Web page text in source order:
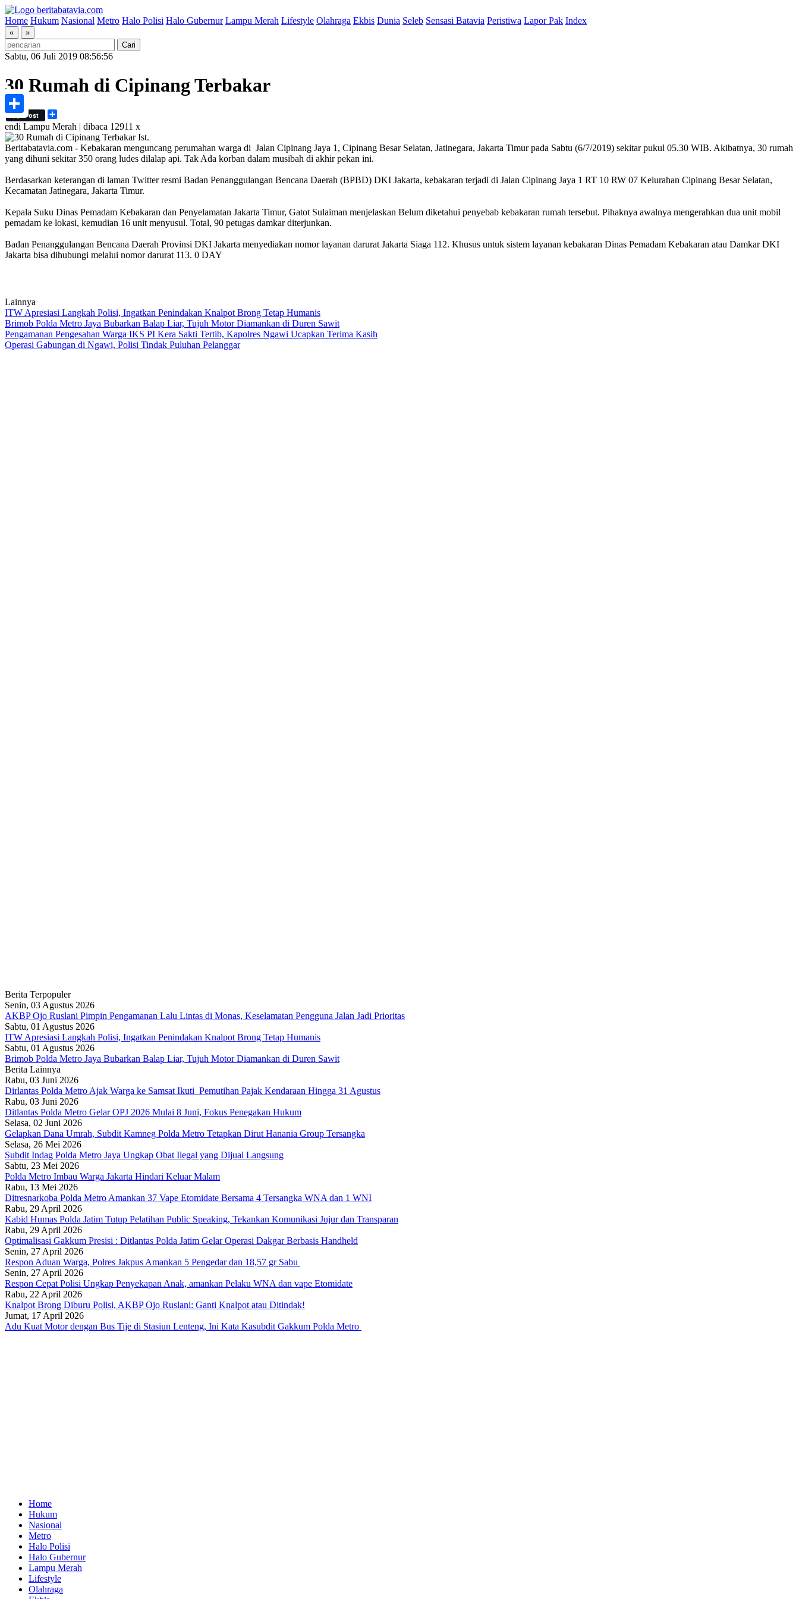
Home Hukum Nasional Metro Halo Polisi Halo Gubernur Lampu Merah Lifestyle Olahraga Ekbis Dunia Seleb Sensasi Batavia Peristiwa Lapor Pak Index
« »
Sabtu, 06 Juli 2019 08:56:56
30 Rumah di Cipinang Terbakar
Post
endi Lampu Merah | dibaca 12911 x
Ist.
Beritabatavia.com - Kebakaran menguncang perumahan warga di Jalan Cipinang Jaya 1, Cipinang Besar Selatan, Jatinegara, Jakarta Timur pada Sabtu (6/7/2019) sekitar pukul 05.30 WIB. Akibatnya, 30 rumah
yang dihuni sekitar 350 orang ludes dilalap api. Tak Ada korban dalam musibah di akhir pekan ini.
Berdasarkan keterangan di laman Twitter resmi Badan Penanggulangan Bencana Daerah (BPBD) DKI Jakarta, kebakaran terjadi di Jalan Cipinang Jaya 1 RT 10 RW 07 Kelurahan Cipinang Besar Selatan,
Kecamatan Jatinegara, Jakarta Timur.
Kepala Suku Dinas Pemadam Kebakaran dan Penyelamatan Jakarta Timur, Gatot Sulaiman menjelaskan Belum diketahui penyebab kebakaran rumah tersebut. Pihaknya awalnya mengerahkan dua unit mobil
pemadam ke lokasi, kemudian 16 unit menyusul. Total, 90 petugas damkar diterjunkan.
Badan Penanggulangan Bencana Daerah Provinsi DKI Jakarta menyediakan nomor layanan darurat Jakarta Siaga 112. Khusus untuk sistem layanan kebakaran Dinas Pemadam Kebakaran atau Damkar DKI
Jakarta bisa dihubungi melalui nomor darurat 113. 0 DAY
Share
Lainnya
ITW Apresiasi Langkah Polisi, Ingatkan Penindakan Knalpot Brong Tetap Humanis
Brimob Polda Metro Jaya Bubarkan Balap Liar, Tujuh Motor Diamankan di Duren Sawit
Pengamanan Pengesahan Warga IKS PI Kera Sakti Tertib, Kapolres Ngawi Ucapkan Terima Kasih
Operasi Gabungan di Ngawi, Polisi Tindak Puluhan Pelanggar
Berita Terpopuler
Senin, 03 Agustus 2026
AKBP Ojo Ruslani Pimpin Pengamanan Lalu Lintas di Monas, Keselamatan Pengguna Jalan Jadi Prioritas
Sabtu, 01 Agustus 2026
ITW Apresiasi Langkah Polisi, Ingatkan Penindakan Knalpot Brong Tetap Humanis
Sabtu, 01 Agustus 2026
Brimob Polda Metro Jaya Bubarkan Balap Liar, Tujuh Motor Diamankan di Duren Sawit
Berita Lainnya
Rabu, 03 Juni 2026
Dirlantas Polda Metro Ajak Warga ke Samsat Ikuti Pemutihan Pajak Kendaraan Hingga 31 Agustus
Rabu, 03 Juni 2026
Ditlantas Polda Metro Gelar OPJ 2026 Mulai 8 Juni, Fokus Penegakan Hukum
Selasa, 02 Juni 2026
Gelapkan Dana Umrah, Subdit Kamneg Polda Metro Tetapkan Dirut Hanania Group Tersangka
Selasa, 26 Mei 2026
Subdit Indag Polda Metro Jaya Ungkap Obat Ilegal yang Dijual Langsung
Sabtu, 23 Mei 2026
Polda Metro Imbau Warga Jakarta Hindari Keluar Malam
Rabu, 13 Mei 2026
Ditresnarkoba Polda Metro Amankan 37 Vape Etomidate Bersama 4 Tersangka WNA dan 1 WNI
Rabu, 29 April 2026
Kabid Humas Polda Jatim Tutup Pelatihan Public Speaking, Tekankan Komunikasi Jujur dan Transparan
Rabu, 29 April 2026
Optimalisasi Gakkum Presisi : Ditlantas Polda Jatim Gelar Operasi Dakgar Berbasis Handheld
Senin, 27 April 2026
Respon Aduan Warga, Polres Jakpus Amankan 5 Pengedar dan 18,57 gr Sabu
Senin, 27 April 2026
Respon Cepat Polisi Ungkap Penyekapan Anak, amankan Pelaku WNA dan vape Etomidate
Rabu, 22 April 2026
Knalpot Brong Diburu Polisi, AKBP Ojo Ruslani: Ganti Knalpot atau Ditindak!
Jumat, 17 April 2026
Adu Kuat Motor dengan Bus Tije di Stasiun Lenteng, Ini Kata Kasubdit Gakkum Polda Metro
Home
Hukum
Nasional
Metro
Halo Polisi
Halo Gubernur
Lampu Merah
Lifestyle
Olahraga